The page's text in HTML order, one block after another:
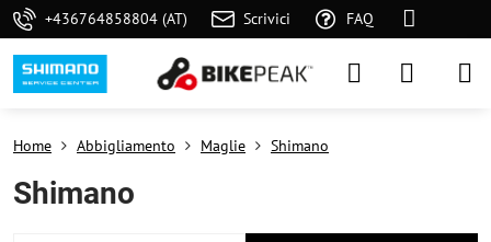
+436764858804 (AT) Scrivici FAQ
Home Abbigliamento Maglie Shimano
Shimano